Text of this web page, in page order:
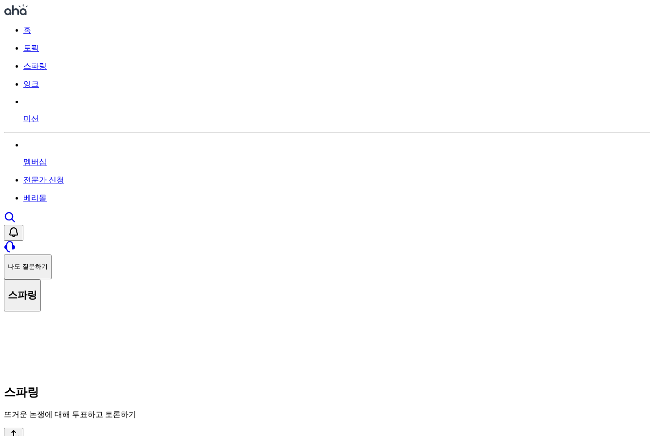
홈
토픽
스파링
잉크
미션
멤버십
전문가 신청
베리몰
나도 질문하기
스파링
스파링
뜨거운 논쟁에 대해 투표하고 토론하기